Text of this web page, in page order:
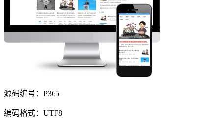
源码编号：P365
编码格式：UTF8